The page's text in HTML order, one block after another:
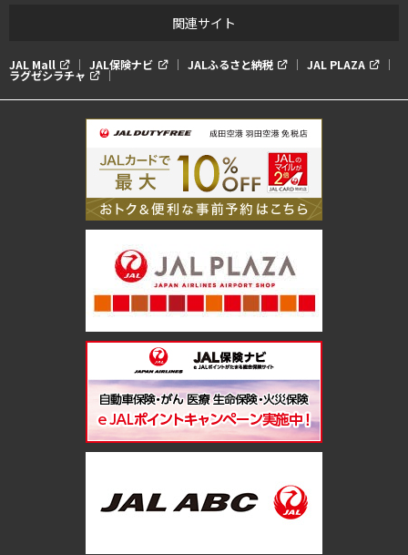
関連サイト
JAL Mall JAL保険ナビ JALふるさと納税 JAL PLAZA
ラグゼシラチャ